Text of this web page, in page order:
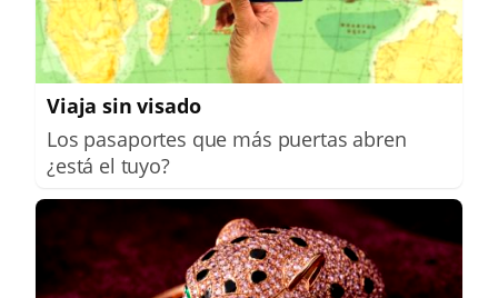
Viaja sin visado
Los pasaportes que más puertas abren
¿está el tuyo?